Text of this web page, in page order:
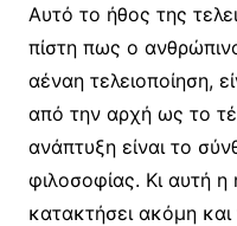
Αυτό το ήθος της
πίστη πως ο
αέναη τελειοποίηση,
από την αρχή ως το
ανάπτυξη είναι το
φιλοσοφίας. Κι αυτή
κατακτήσει ακόμη και